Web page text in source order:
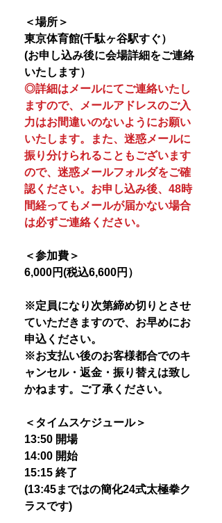
＜場所＞
東京体育館(千駄ヶ谷駅すぐ）
(お申し込み後に会場詳細をご連絡
いたします）
◎詳細はメールにてご連絡いたし
ますので、メールアドレスのご入
力はお間違いのないようにお願い
いたします。また、迷惑メールに
振り分けられることもございます
ので、迷惑メールフォルダをご確
認ください。お申し込み後、48時
間経ってもメールが届かない場合
は必ずご連絡ください。
＜参加費＞
6,000円(税込6,600円）
※定員になり次第締め切りとさせ
ていただきますので、お早めにお
申込ください。
※お支払い後のお客様都合でのキ
ャンセル・返金・振り替えは致し
かねます。ご了承ください。
＜タイムスケジュール＞
13:50 開場
14:00 開始
15:15 終了
(13:45まではの簡化24式太極拳ク
ラスです)